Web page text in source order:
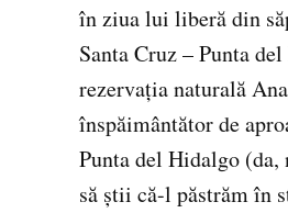
în ziua lui liberă din
Santa Cruz – Punta
rezervația naturală
înspăimântător de
Punta del Hidalgo
să știi că-l păstrăm în